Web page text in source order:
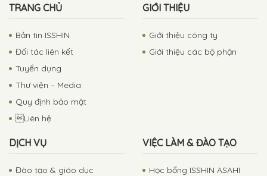
TRANG CHỦ
Bản tin ISSHIN
Đối tác liên kết
Tuyển dụng
Thư viện – Media
Quy định bảo mật
Liên hệ
GIỚI THIỆU
Giới thiệu công ty
Giới thiệu các bộ phận
DỊCH VỤ
Đào tạo & giáo dục
VIỆC LÀM & ĐÀO TẠO
Học bổng ISSHIN ASAHI